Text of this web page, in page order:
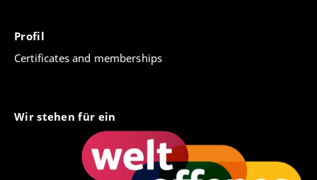
Profil
Certificates and memberships
Wir stehen für ein